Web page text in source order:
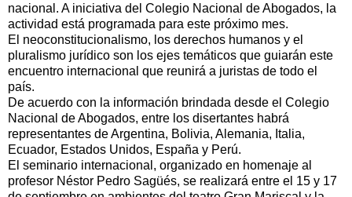
nacional. A iniciativa del Colegio Nacional de Abogados, la
actividad está programada para este próximo mes.
El neoconstitucionalismo, los derechos humanos y el
pluralismo jurídico son los ejes temáticos que guiarán este
encuentro internacional que reunirá a juristas de todo el
país.
De acuerdo con la información brindada desde el Colegio
Nacional de Abogados, entre los disertantes habrá
representantes de Argentina, Bolivia, Alemania, Italia,
Ecuador, Estados Unidos, España y Perú.
El seminario internacional, organizado en homenaje al
profesor Néstor Pedro Sagüés, se realizará entre el 15 y 17